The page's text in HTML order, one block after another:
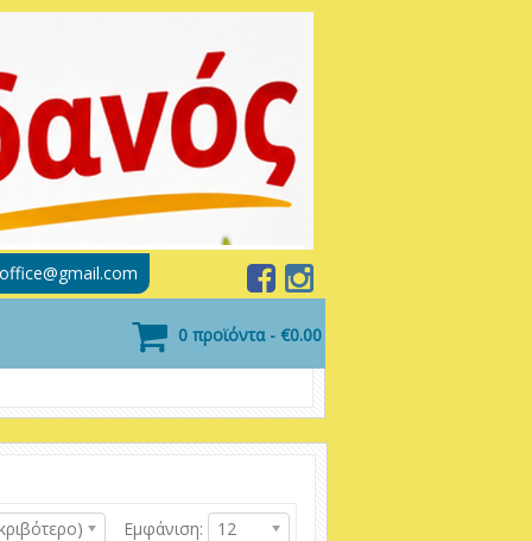
0 προϊόντα - €0.00
Εμφάνιση: 12